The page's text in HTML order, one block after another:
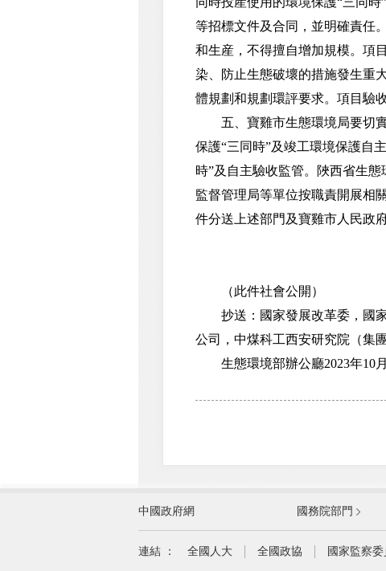
等招標文件及合同，並明確責任
和生産，不得擅自增加規模。項
染、防止生態破壞的措施發生重
體規劃和規劃環評要求。項目驗
五、寶雞市生態環境局要切實
保護“三同時”及竣工環境保護自
時”及自主驗收監管。陜西省生
監督管理局等單位按職責開展相
件分送上述部門及寶雞市人民政
（此件社會公開）
抄送：國家發展改革委，國家
公司，中煤科工西安研究院（集
生態環境部辦公廳2023年10
外交部
國家民族事務委員會
中國政府網 國務院部門
連結 ： 全國人大 全國政協 國家監察委